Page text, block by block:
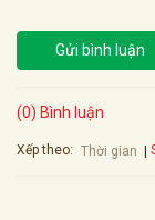
Gửi bình luận
(0) Bình luận
Xếp theo: Thời gian